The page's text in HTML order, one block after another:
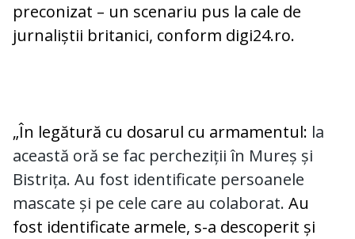
preconizat – un scenariu pus la cale de
jurnaliștii britanici, conform digi24.ro.
„În legătură cu dosarul cu armamentul: la
această oră se fac percheziții în Mureș și
Bistrița. Au fost identificate persoanele
mascate și pe cele care au colaborat. Au
fost identificate armele, s-a descoperit și